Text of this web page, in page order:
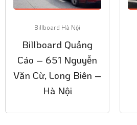
Billboard Hà Nội
Billboard Quảng
Cáo – 651 Nguyễn
Văn Cừ, Long Biên –
Hà Nội